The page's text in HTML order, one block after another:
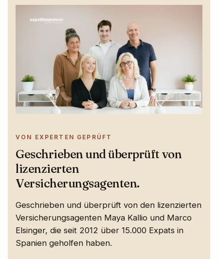
VON EXPERTEN GEPRÜFT
Geschrieben und überprüft von
lizenzierten
Versicherungsagenten.
Geschrieben und überprüft von den lizenzierten
Versicherungsagenten Maya Kallio und Marco
Elsinger, die seit 2012 über 15.000 Expats in
Spanien geholfen haben.